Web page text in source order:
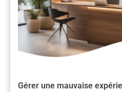
Gérer une mauvaise